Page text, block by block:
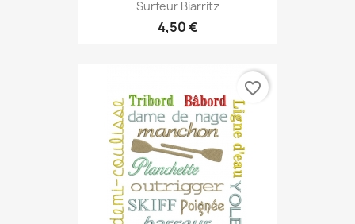
Surfeur Biarritz
4,50 €
favorite_border